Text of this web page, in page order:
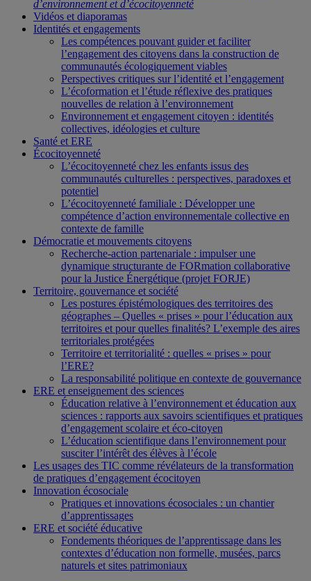
d’environnement et d’écocitoyenneté
Vidéos et diaporamas
Identités et engagements
Les compétences pouvant guider et faciliter
l’engagement des citoyens dans la construction de
communautés écologiquement viables
Perspectives critiques sur l’identité et l’engagement
L’écoformation et l’étude réflexive des pratiques
nouvelles de relation à l’environnement
Environnement et engagement citoyen : identités
collectives, idéologies et culture
Santé et ERE
Écocitoyenneté
L’écocitoyenneté chez les enfants issus des
communautés culturelles : perspectives, paradoxes et
potentiel
L’écocitoyenneté familiale : Développer une
compétence d’action environnementale collective en
contexte de famille
Démocratie et mouvements citoyens
Recherche-action partenariale : impulser une
dynamique structurante de FORmation collaborative
pour la Justice Énergétique (projet FORJE)
Territoire, gouvernance et société
Les postures épistémologiques des territoires des
géographes – Quelles « prises » pour l’éducation aux
territoires et pour quelles finalités? L’exemple des aires
territoriales protégées
Territoire et territorialité : quelles « prises » pour
l’ERE?
La responsabilité politique en contexte de gouvernance
ERE et enseignement des sciences
Éducation relative à l’environnement et éducation aux
sciences : rapports aux savoirs scientifiques et pratiques
d’engagement scolaire et éco-citoyen
L’éducation scientifique dans l’environnement pour
susciter l’intérêt des élèves à l’école
Les usages des TIC comme révélateurs de la transformation
de pratiques d’engagement écocitoyen
Innovation écosociale
Pratiques et innovations écosociales : un chantier
d’apprentissages
ERE et société éducative
Fondements théoriques de l’apprentissage dans les
contextes d’éducation non formelle, musées, parcs
naturels et sites patrimoniaux